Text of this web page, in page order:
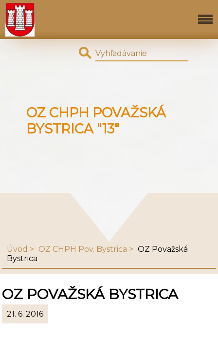
OZ CHPH POVAŽSKÁ
BYSTRICA "13"
Úvod OZ CHPH Pov. Bystrica
OZ Považská
Bystrica
OZ POVAŽSKÁ BYSTRICA
21. 6. 2016